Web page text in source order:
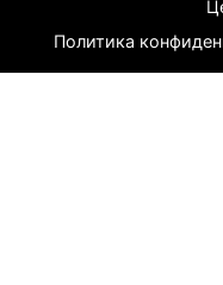
Политика